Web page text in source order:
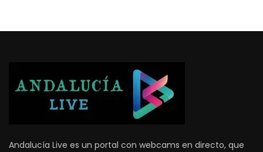
Andalucía Live es un portal con webcams en directo, que